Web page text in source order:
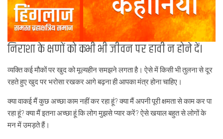
निराशा के क्षणों को कभी भी जीवन पर हावी न होने दें।
व्यक्ति कई मौकों पर खुद को मूल्यहीन समझने लगता है। ऐसे में किसी भी तुलना से दूर
रहते हुए खुद पर भरोसा रखकर आगे बढ़ना ही आपका मंत्र होना चाहिए।
क्या वाकई मैं कुछ अच्छा काम नहीं कर रहा हूं? क्या मैं अपनी पूरी क्षमता से काम कर पा
रहा हूं? क्या मैं इतना अच्छा हूं कि लोग मुझसे प्यार करें? ऐसे खयाल बहुत से लोगों के
मन में उमड़ते हैं।